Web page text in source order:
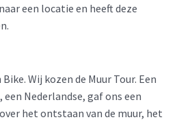
een locatie en heeft deze
Wij kozen de Muur Tour. Een
Nederlandse, gaf ons een
het ontstaan van de muur, het